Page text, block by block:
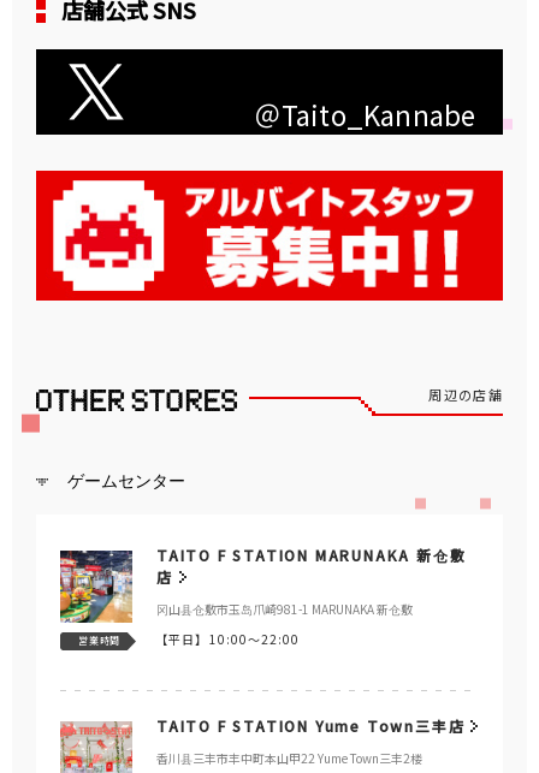
店舗公式 SNS
＠Taito_Kannabe
周辺の店舗
ゲームセンター
TAITO F STATION MARUNAKA 新仓敷
店
冈山县仓敷市玉岛爪崎981-1 MARUNAKA 新仓敷
営業時間 【平日】 10:00～22:00
TAITO F STATION Yume Town三丰店
香川县三丰市丰中町本山甲22 Yume Town三丰2楼